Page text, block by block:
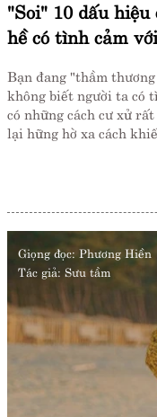
"Soi" 10 dấu
hề có tình cảm
Bạn đang "thầm
không biết người ta có
có những cách cư xử
lại hững hờ xa cách
Giọng đọc: Phương Hiền
Tác giả: Sưu tầm